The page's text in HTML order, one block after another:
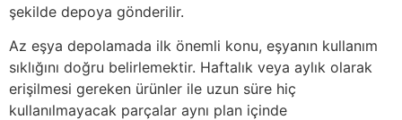
şekilde depoya gönderilir.
Az eşya depolamada ilk önemli konu, eşyanın kullanım
sıklığını doğru belirlemektir. Haftalık veya aylık olarak
erişilmesi gereken ürünler ile uzun süre hiç
kullanılmayacak parçalar aynı plan içinde